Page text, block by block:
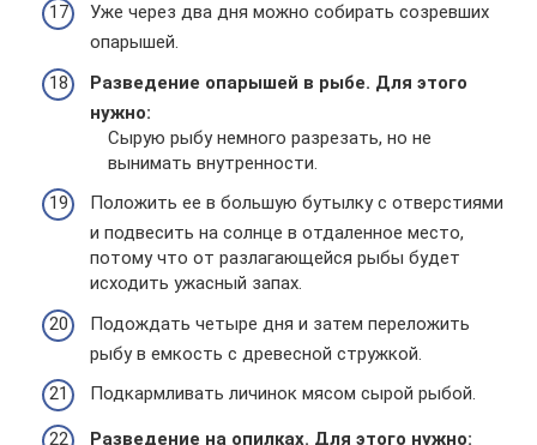
Уже через два дня можно собирать созревших
опарышей.
Разведение опарышей в рыбе. Для этого
нужно:
Сырую рыбу немного разрезать, но не
вынимать внутренности.
Положить ее в большую бутылку с отверстиями
и подвесить на солнце в отдаленное место,
потому что от разлагающейся рыбы будет
исходить ужасный запах.
Подождать четыре дня и затем переложить
рыбу в емкость с древесной стружкой.
Подкармливать личинок мясом сырой рыбой.
Разведение на опилках. Для этого нужно: